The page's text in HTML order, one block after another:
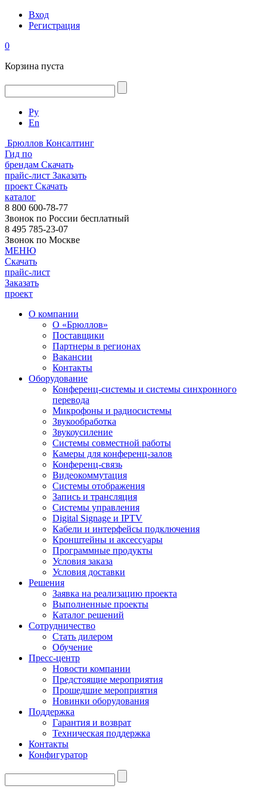
Вход
Регистрация
0
Корзина пуста
Ру
En
Брюллов Консалтинг
Гид по
брендам Скачать
прайс-лист Заказать
проект Скачать
каталог
8 800 600-78-77
Звонок по России бесплатный
8 495 785-23-07
Звонок по Москве
МЕНЮ
Скачать
прайс-лист
Заказать
проект
О компании
О «Брюллов»
Поставщики
Партнеры в регионах
Вакансии
Контакты
Оборудование
Конференц-системы и системы синхронного
перевода
Микрофоны и радиосистемы
Звукообработка
Звукоусиление
Системы совместной работы
Камеры для конференц-залов
Конференц-связь
Видеокоммутация
Системы отображения
Запись и трансляция
Системы управления
Digital Signage и IPTV
Кабели и интерфейсы подключения
Кронштейны и аксессуары
Программные продукты
Условия заказа
Условия доставки
Решения
Заявка на реализацию проекта
Выполненные проекты
Каталог решений
Сотрудничество
Стать дилером
Обучение
Пресс-центр
Новости компании
Предстоящие мероприятия
Прошедшие мероприятия
Новинки оборудования
Поддержка
Гарантия и возврат
Техническая поддержка
Контакты
Конфигуратор